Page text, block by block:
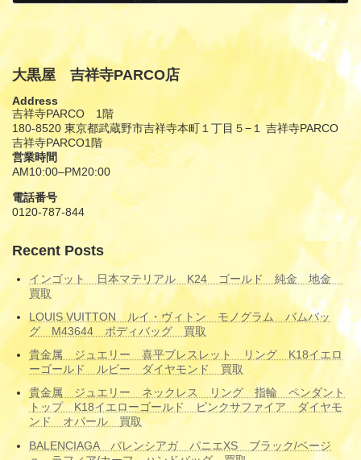
大黒屋 吉祥寺PARCO店
Address
吉祥寺PARCO 1階
180-8520 東京都武蔵野市吉祥寺本町１丁目５−１ 吉祥寺PARCO
吉祥寺PARCO1階
営業時間
AM10:00–PM20:00
電話番号
0120-787-844
Recent Posts
インゴット 日本マテリアル K24 ゴールド 純金 地金
買取
LOUIS VUITTON ルイ・ヴィトン モノグラム バムバッ
グ M43644 ボディバッグ 買取
貴金属 ジュエリー 喜平ブレスレット リング K18イエロ
ーゴールド ルビー ダイヤモンド 買取
貴金属 ジュエリー ネックレス リング 指輪 ペンダント
トップ K18イエローゴールド ピンクサファイア ダイヤモ
ンド オパール 買取
BALENCIAGA バレンシアガ パニエXS ブラック/ベージ